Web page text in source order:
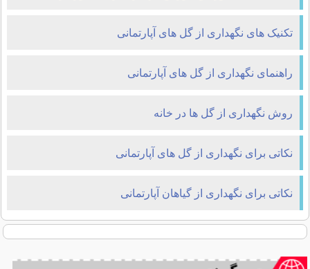
تکنیک های نگهداری از گل های آپارتمانی
راهنمای نگهداری از گل های آپارتمانی
روش نگهداری از گل ها در خانه
نکاتی برای نگهداری از گل های آپارتمانی
نکاتی برای نگهداری از گیاهان آپارتمانی